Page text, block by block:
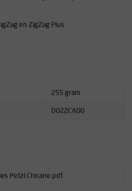
en ZigZag Plus
255 gram
D022CA00
Petzl Chicane.pdf